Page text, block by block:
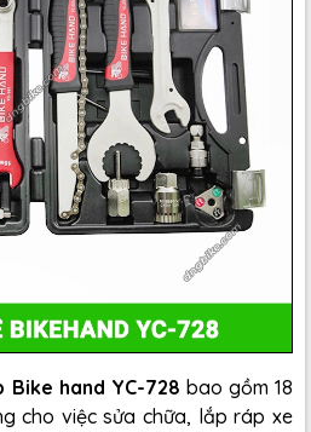
Bike hand YC-728 bao gồm 18
cho việc sửa chữa, lắp ráp xe